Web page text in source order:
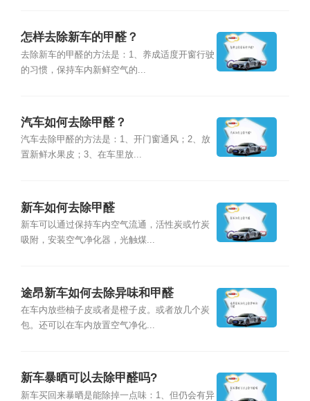
怎样去除新车的甲醛？
去除新车的甲醛的方法是：1、养成适度开窗行驶
的习惯，保持车内新鲜空气的...
汽车如何去除甲醛？
汽车去除甲醛的方法是：1、开门窗通风；2、放
置新鲜水果皮；3、在车里放...
新车如何去除甲醛
新车可以通过保持车内空气流通，活性炭或竹炭
吸附，安装空气净化器，光触煤...
途昂新车如何去除异味和甲醛
在车内放些柚子皮或者是橙子皮。或者放几个炭
包。还可以在车内放置空气净化...
新车暴晒可以去除甲醛吗?
新车买回来暴晒是能除掉一点味：1、但仍会有异